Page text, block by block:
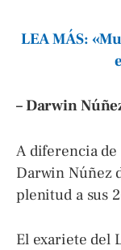
LEA MÁS:
– Darwin
A diferencia de
Darwin Núñez
plenitud a sus
El exariete del